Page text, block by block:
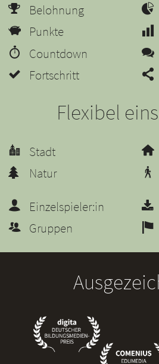
Belohnung
Punkte
Countdown
Fortschritt
Flexibel
Stadt
Natur
Einzelspieler:in
Gruppen